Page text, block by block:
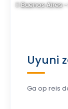
Buenos Aires
Uyuni
Ga op reis